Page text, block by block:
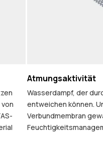
Atmungsaktivität
Wasserdampf, der
entweichen können.
Verbundmembran